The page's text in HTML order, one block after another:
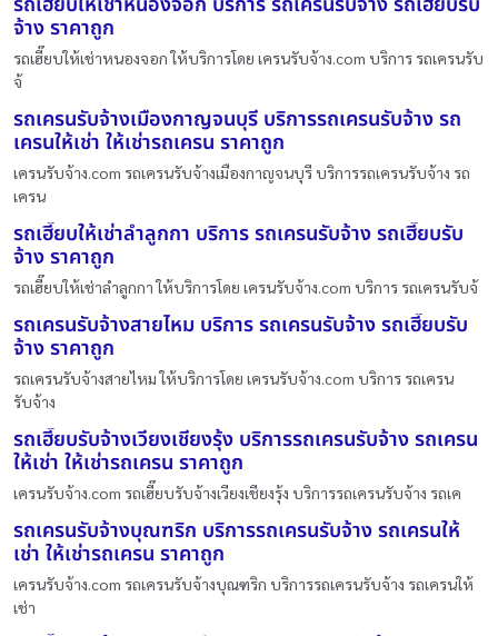
จ้าง ราคาถูก
รถเฮี๊ยบให้เช่าหนองจอก ให้บริการโดย เครนรับจ้าง.com บริการ รถเครนรับ
จ้
รถเครนรับจ้างเมืองกาญจนบุรี บริการรถเครนรับจ้าง รถ
เครนให้เช่า ให้เช่ารถเครน ราคาถูก
เครนรับจ้าง.com รถเครนรับจ้างเมืองกาญจนบุรี บริการรถเครนรับจ้าง รถ
เครน
รถเฮี๊ยบให้เช่าลำลูกกา บริการ รถเครนรับจ้าง รถเฮี๊ยบรับ
จ้าง ราคาถูก
รถเฮี๊ยบให้เช่าลำลูกกา ให้บริการโดย เครนรับจ้าง.com บริการ รถเครนรับจ้
รถเครนรับจ้างสายไหม บริการ รถเครนรับจ้าง รถเฮี๊ยบรับ
จ้าง ราคาถูก
รถเครนรับจ้างสายไหม ให้บริการโดย เครนรับจ้าง.com บริการ รถเครน
รับจ้าง
รถเฮี๊ยบรับจ้างเวียงเชียงรุ้ง บริการรถเครนรับจ้าง รถเครน
ให้เช่า ให้เช่ารถเครน ราคาถูก
เครนรับจ้าง.com รถเฮี๊ยบรับจ้างเวียงเชียงรุ้ง บริการรถเครนรับจ้าง รถเค
รถเครนรับจ้างบุณฑริก บริการรถเครนรับจ้าง รถเครนให้
เช่า ให้เช่ารถเครน ราคาถูก
เครนรับจ้าง.com รถเครนรับจ้างบุณฑริก บริการรถเครนรับจ้าง รถเครนให้
เช่า